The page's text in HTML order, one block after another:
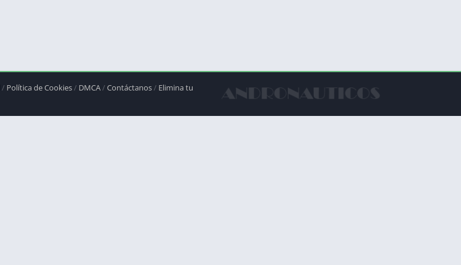
/ Política de Cookies / DMCA /Contáctanos / Elimina tu